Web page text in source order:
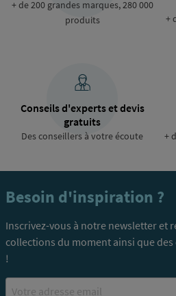
+ de 200 grandes marques, 280 000
produits
+
Conseils d'experts et devis
gratuits
Des conseillers à votre écoute +
Besoin d'inspiration ?
Inscrivez-vous à notre newsletter et
collections du moment ainsi que
!